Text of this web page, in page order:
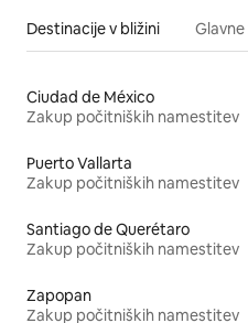
Destinacije v bližini
Ciudad de México
Zakup počitniških namestitev
Puerto Vallarta
Zakup počitniških namestitev
Santiago de Querétaro
Zakup počitniških namestitev
Zapopan
Zakup počitniških namestitev